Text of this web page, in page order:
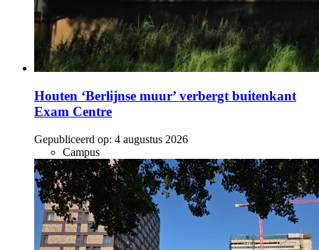
Houten ‘Berlijnse muur’ verbergt buitenkant
Exam Centre
Gepubliceerd op: 4 augustus 2026
Campus